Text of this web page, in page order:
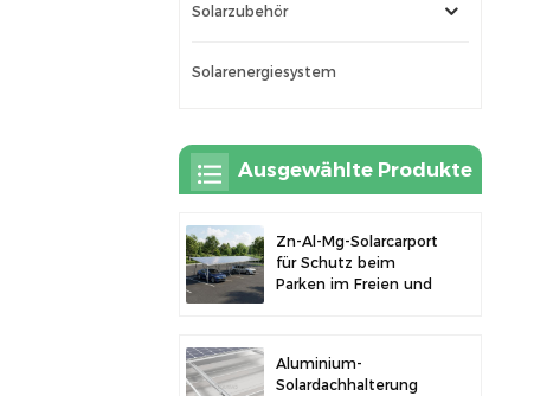
Solarzubehör
Solarenergiesystem
Ausgewählte Produkte
Zn-Al-Mg-Solarcarport
für Schutz beim
Parken im Freien und
Aluminium-
Solardachhalterung